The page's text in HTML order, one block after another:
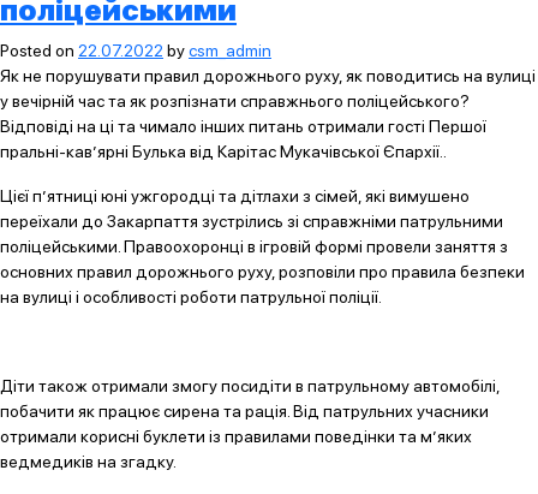
поліцейськими
Posted on 22.07.2022 bycsm_admin
Як не порушувати правил дорожнього руху, як поводитись на вулиці
у вечірній час та як розпізнати справжнього поліцейського?
Відповіді на ці та чимало інших питань отримали гості Першої
пральні-кав’ярні Булька від Карітас Мукачівської Єпархії..
Цієї п’ятниці юні ужгородці та дітлахи з сімей, які вимушено
переїхали до Закарпаття зустрілись зі справжніми патрульними
поліцейськими. Правоохоронці в ігровій формі провели заняття з
основних правил дорожнього руху, розповіли про правила безпеки
на вулиці і особливості роботи патрульної поліції.
Діти також отримали змогу посидіти в патрульному автомобілі,
побачити як працює сирена та рація. Від патрульних учасники
отримали корисні буклети із правилами поведінки та м’яких
ведмедиків на згадку.